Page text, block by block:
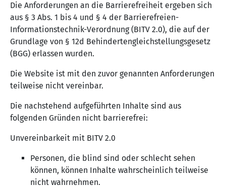
Die Anforderungen an die Barrierefreiheit ergeben sich
aus § 3 Abs. 1 bis 4 und § 4 der Barrierefreien-
Informationstechnik-Verordnung (BITV 2.0), die auf der
Grundlage von § 12d Behindertengleichstellungsgesetz
(BGG) erlassen wurden.
Die Website ist mit den zuvor genannten Anforderungen
teilweise nicht vereinbar.
Die nachstehend aufgeführten Inhalte sind aus
folgenden Gründen nicht barrierefrei:
Unvereinbarkeit mit BITV 2.0
Personen, die blind sind oder schlecht sehen
können, können Inhalte wahrscheinlich teilweise
nicht wahrnehmen.